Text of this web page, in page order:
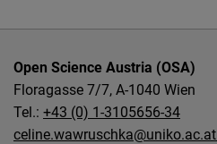
Open Science Austria (OSA)
Floragasse 7/7, A-1040 Wien
Tel.: +43 (0) 1-3105656-34
celine.wawruschka@uniko.ac.at